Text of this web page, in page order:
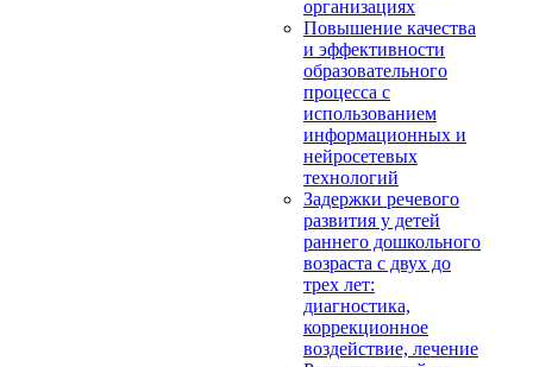
организациях
Повышение качества
и эффективности
образовательного
процесса с
использованием
информационных и
нейросетевых
технологий
Задержки речевого
развития у детей
раннего дошкольного
возраста с двух до
трех лет:
диагностика,
коррекционное
воздействие, лечение